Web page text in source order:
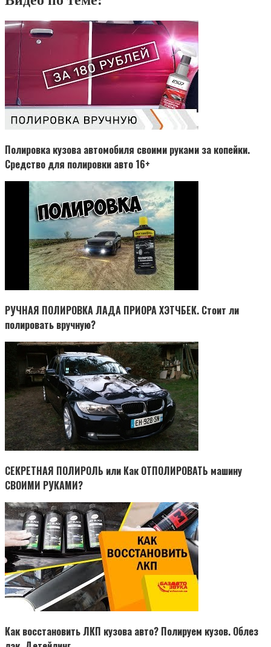
Полировка кузова автомобиля своими руками за копейки.
Средство для полировки авто 16+
РУЧНАЯ ПОЛИРОВКА ЛАДА ПРИОРА ХЭТЧБЕК. Стоит ли
полировать вручную?
СЕКРЕТНАЯ ПОЛИРОЛЬ или Как ОТПОЛИРОВАТЬ машину
СВОИМИ РУКАМИ?
Как восстановить ЛКП кузова авто? Полируем кузов. Облез